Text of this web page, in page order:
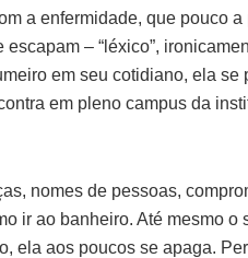
a enfermidade, que pouco a
– “léxico”,
em seu cotidiano, ela se
em pleno campus da
nomes de pessoas,
ir ao banheiro. Até mesmo o
ela aos poucos se apaga.